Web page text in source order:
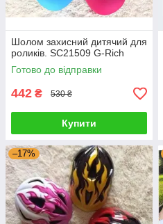
Шолом захисний дитячий для
роликів. SC21509 G-Rich
Готово до відправки
442 ₴ 530 ₴
Купити
–17%